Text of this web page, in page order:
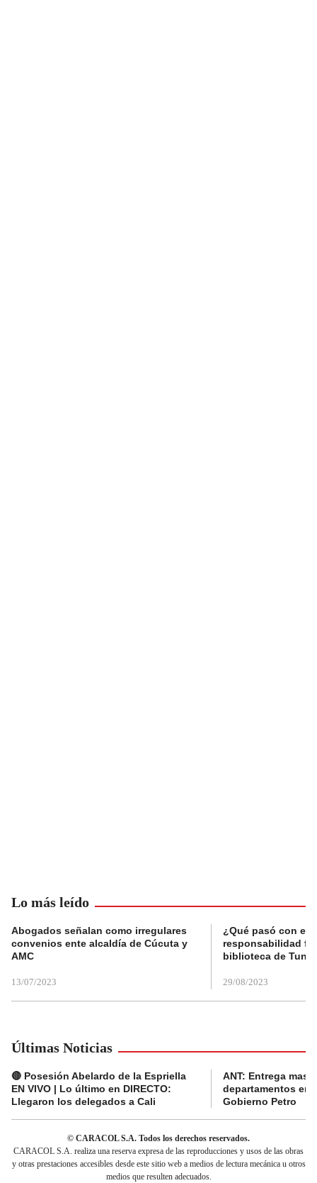
Lo más leído
Abogados señalan como irregulares
convenios ente alcaldía de Cúcuta y
AMC
13/07/2023
¿Qué pasó con el
responsabilidad
biblioteca de
29/08/2023
Últimas Noticias
🔴 Posesión Abelardo de la Espriella
EN VIVO | Lo último en DIRECTO:
Llegaron los delegados a Cali
ANT: Entrega
departamentos en
Gobierno Petro
© CARACOL S.A. Todos los derechos reservados.
CARACOL S.A. realiza una reserva expresa de las reproducciones y usos de las obras
y otras prestaciones accesibles desde este sitio web a medios de lectura mecánica u otros
medios que resulten adecuados.